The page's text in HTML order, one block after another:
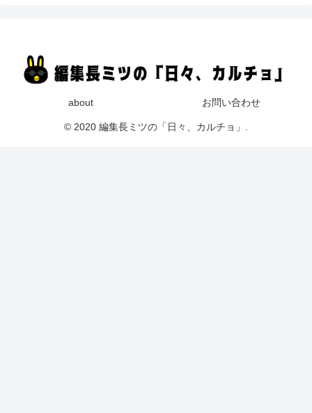
about お問い合わせ
© 2020 編集長ミツの「日々、カルチョ」.